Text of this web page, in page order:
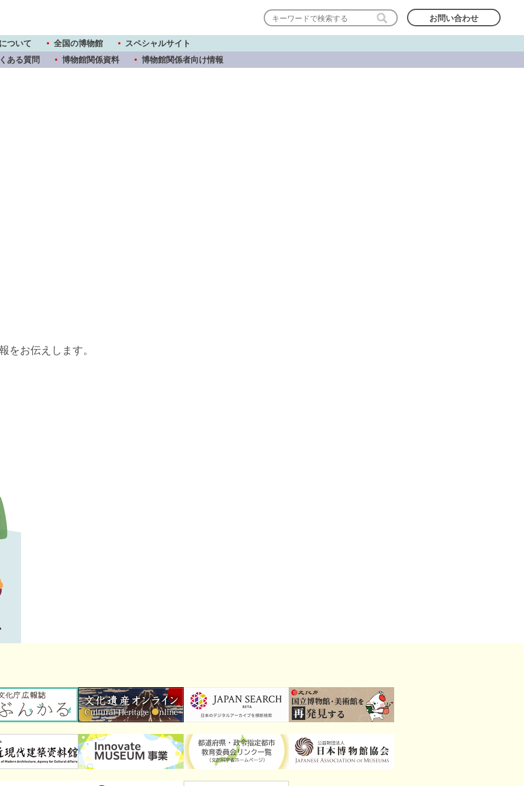
お問い合わせ
ついて 全国の博物館
スペシャルサイト
ある質問
博物館関係資料 博物館関係者向け情報
をお伝えします。